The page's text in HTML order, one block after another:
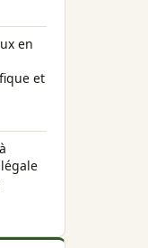
en
et